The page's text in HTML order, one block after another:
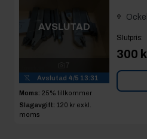
Slagavgift:120 krexkl.
moms
Slutpris: